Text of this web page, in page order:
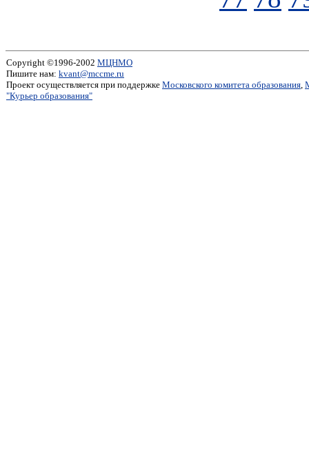
Copyright ©1996-2002 МЦНМО
Пишите нам: kvant@mccme.ru
Проект осуществляется при поддержке Московского комитета образования,
"Курьер образования"